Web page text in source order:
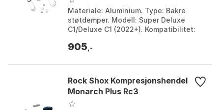
Materiale: Aluminium. Type: Bakre
støtdemper. Modell: Super Deluxe
C1/Deluxe C1 (2022+). Kompatibilitet:
Størrelse: One Size...
905 ,-
Rock Shox Kompresjonshendel
Monarch Plus Rc3